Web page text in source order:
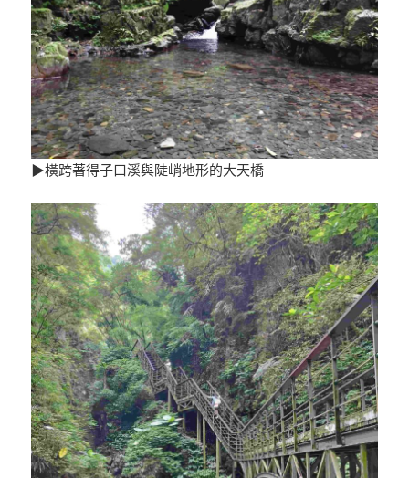
▶橫跨著得子口溪與陡峭地形的大天橋